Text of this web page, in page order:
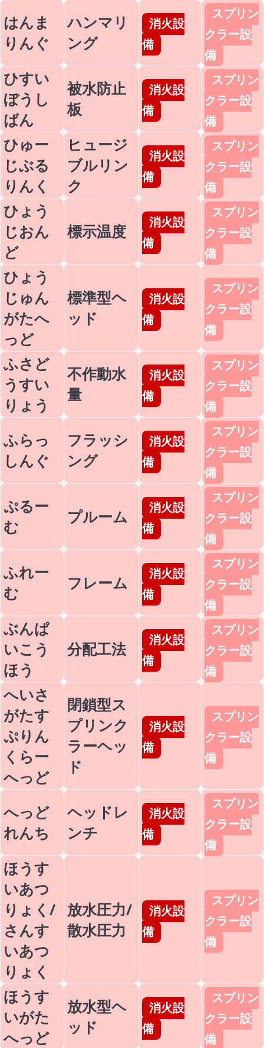
はんま
りんぐ
ハンマリ
ング
消火設
備
スプリン
クラー設
備
ひすい
ぼうし
ばん
被水防止
板
消火設
備
スプリン
クラー設
備
ひゅー
じぶる
りんく
ヒュージ
ブルリン
ク
消火設
備
スプリン
クラー設
備
ひょう
じおん
ど
標示温度
消火設
備
スプリン
クラー設
備
ひょう
じゅん
がたへ
っど
標準型ヘ
ッド
消火設
備
スプリン
クラー設
備
ふさど
うすい
りょう
不作動水
量
消火設
備
スプリン
クラー設
備
ふらっ
しんぐ
フラッシ
ング
消火設
備
スプリン
クラー設
備
ぷるー
む
プルーム
消火設
備
スプリン
クラー設
備
ふれー
む
フレーム
消火設
備
スプリン
クラー設
備
ぶんぱ
いこう
ほう
分配工法
消火設
備
スプリン
クラー設
備
へいさ
がたす
ぷりん
くらー
へっど
閉鎖型ス
プリンク
ラーヘッ
ド
消火設
備
スプリン
クラー設
備
へっど
れんち
ヘッドレ
ンチ
消火設
備
スプリン
クラー設
備
ほうす
いあつ
りょく/
さんす
いあつ
りょく
放水圧力/
散水圧力
消火設
備
スプリン
クラー設
備
ほうす
いがた
へっど
放水型ヘ
ッド
消火設
備
スプリン
クラー設
備